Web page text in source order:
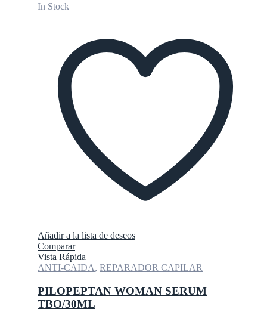
In Stock
Añadir a la lista de deseos
Comparar
Vista Rápida
ANTI-CAIDA, REPARADOR CAPILAR
PILOPEPTAN WOMAN SERUM
TBO/30ML